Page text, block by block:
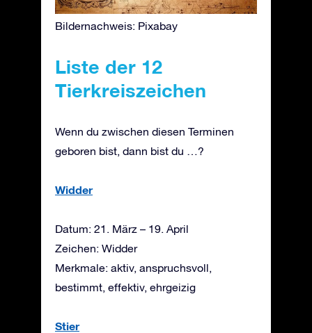
Bildernachweis: Pixabay
Liste der 12
Tierkreiszeichen
Wenn du zwischen diesen Terminen
geboren bist, dann bist du …?
Widder
Datum: 21. März – 19. April
Zeichen: Widder
Merkmale: aktiv, anspruchsvoll,
bestimmt, effektiv, ehrgeizig
Stier